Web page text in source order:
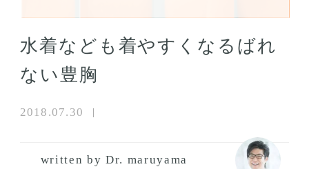
水着なども着やすくなるばれ
ない豊胸
2018.07.30
written by Dr. maruyama